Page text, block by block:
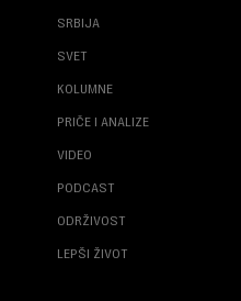
SRBIJA
SVET
KOLUMNE
PRIČE I ANALIZE
VIDEO
PODCAST
ODRŽIVOST
LEPŠI ŽIVOT